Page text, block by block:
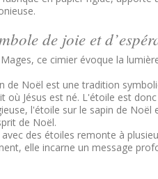
de joie et
ce cimier évoque la
de Noël est une tradition
où Jésus est né. L'étoile est
l'étoile sur le sapin de
de Noël.
des étoiles remonte à
elle incarne un message